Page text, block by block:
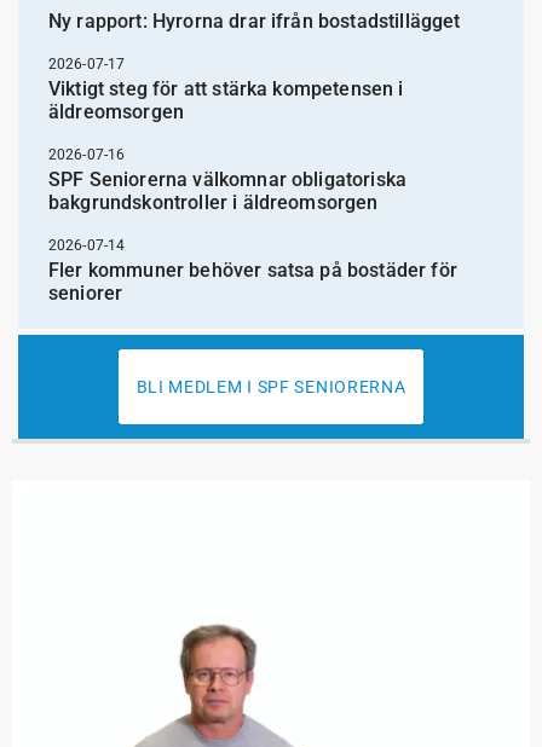
Ny rapport: Hyrorna drar ifrån bostadstillägget
2026-07-17
Viktigt steg för att stärka kompetensen i
äldreomsorgen
2026-07-16
SPF Seniorerna välkomnar obligatoriska
bakgrundskontroller i äldreomsorgen
2026-07-14
Fler kommuner behöver satsa på bostäder för
seniorer
BLI MEDLEM I SPF SENIORERNA